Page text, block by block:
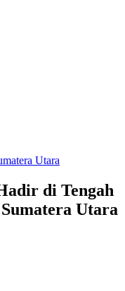
Utara
di Tengah
Utara